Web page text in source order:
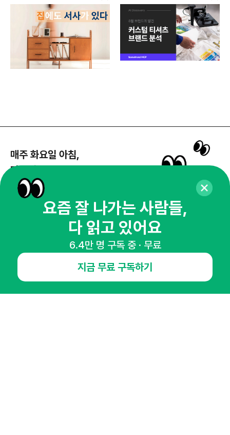
매주 화요일 아침,
마케팅 감각을 깨워 드릴게요!
65,043명의 마케터를 성장시키는 뉴스레터
뉴스레터 구독하기
NHN AD
오픈애즈란 공지사항 제휴문의
인사이터 신청
뉴스레터
광고안내
요즘 잘 나가는 사람들,
다 읽고 있어요
6.4만 명 구독 중 · 무료
지금 무료 구독하기